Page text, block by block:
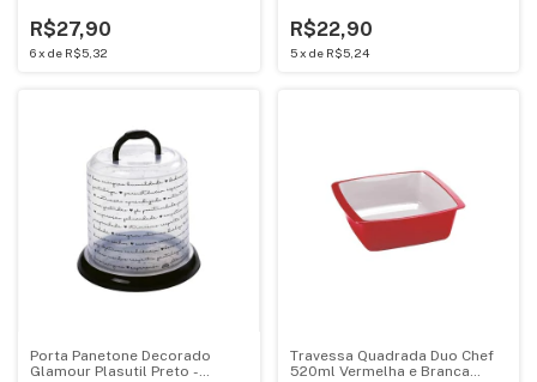
R$27,90
6x de R$5,32
R$22,90
5 x de R$5,24
Porta Panetone Decorado
Glamour Plasutil Preto -
Travessa Quadrada Duo Chef
520ml Vermelha e Branca